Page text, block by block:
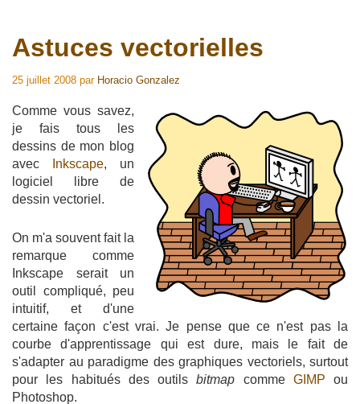
Astuces vectorielles
25 juillet 2008 par Horacio Gonzalez
Comme vous savez,
je fais tous les
dessins de mon blog
avec
Inkscape, un
logiciel libre de
dessin vectoriel.
On m'a souvent fait la
remarque comme
Inkscape serait un
outil compliqué, peu
intuitif, et d'une
certaine façon c'est vrai. Je pense que ce n'est pas la
courbe d'apprentissage qui est dure, mais le fait de
s'adapter au paradigme des graphiques vectoriels, surtout
pour les habitués des outilsbitmap comme GIMP ou
Photoshop.